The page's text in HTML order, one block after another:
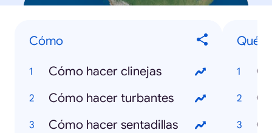
Cómo
Cómo hacer clinejas
Cómo hacer turbantes
Cómo hacer sentadillas
Qué